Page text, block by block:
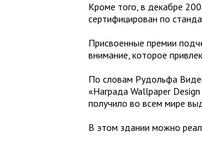
Кроме того, в декабре
сертифицирован по
Присвоенные премии
внимание, которое
По словам Рудольфа
«Награда Wallpaper
получило во всем мире
В этом здании можно